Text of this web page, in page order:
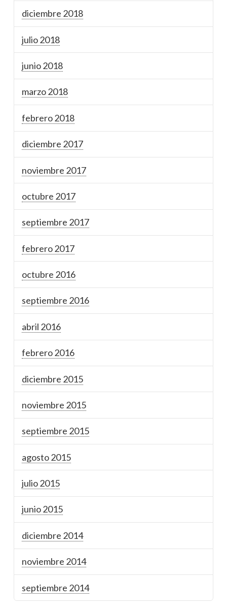
diciembre 2018
julio 2018
junio 2018
marzo 2018
febrero 2018
diciembre 2017
noviembre 2017
octubre 2017
septiembre 2017
febrero 2017
octubre 2016
septiembre 2016
abril 2016
febrero 2016
diciembre 2015
noviembre 2015
septiembre 2015
agosto 2015
julio 2015
junio 2015
diciembre 2014
noviembre 2014
septiembre 2014